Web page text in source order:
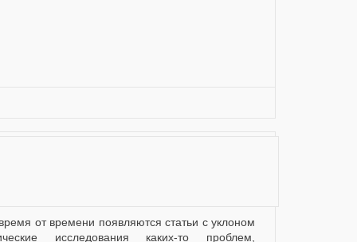
исследования каких-то проблем,